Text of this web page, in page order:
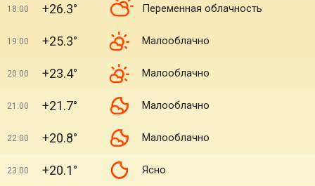
18:00 +26.3° Переменная облачность
19:00 +25.3° Малооблачно
20:00 +23.4° Малооблачно
21:00 +21.7° Малооблачно
22:00 +20.8° Малооблачно
23:00 +20.1° Ясно